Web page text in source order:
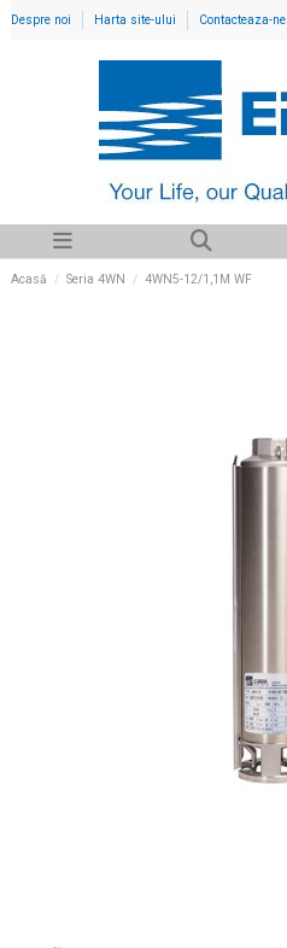
Despre noi Harta site-ului Contacteaza-ne
Acasă Seria 4WN 4WN5-12/1,1M WF